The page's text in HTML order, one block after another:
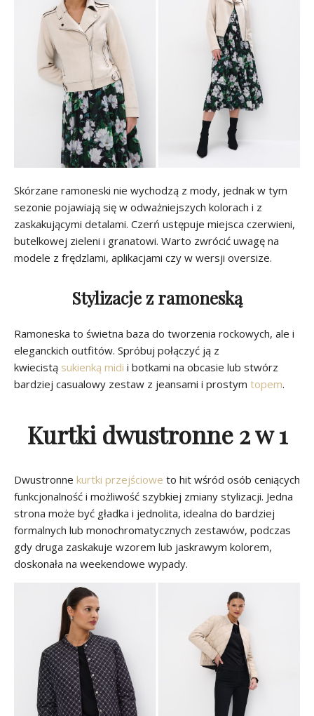
Skórzane ramoneski nie wychodzą z mody, jednak w tym
sezonie pojawiają się w odważniejszych kolorach i z
zaskakującymi detalami. Czerń ustępuje miejsca czerwieni,
butelkowej zieleni i granatowi. Warto zwrócić uwagę na
modele z frędzlami, aplikacjami czy w wersji oversize.
Stylizacje z ramoneską
Ramoneska to świetna baza do tworzenia rockowych, ale i
eleganckich outfitów. Spróbuj połączyć ją z
kwiecistą sukienką midi i botkami na obcasie lub stwórz
bardziej casualowy zestaw z jeansami i prostym topem.
Kurtki dwustronne 2 w 1
Dwustronne kurtki przejściowe to hit wśród osób ceniących
funkcjonalność i możliwość szybkiej zmiany stylizacji. Jedna
strona może być gładka i jednolita, idealna do bardziej
formalnych lub monochromatycznych zestawów, podczas
gdy druga zaskakuje wzorem lub jaskrawym kolorem,
doskonała na weekendowe wypady.